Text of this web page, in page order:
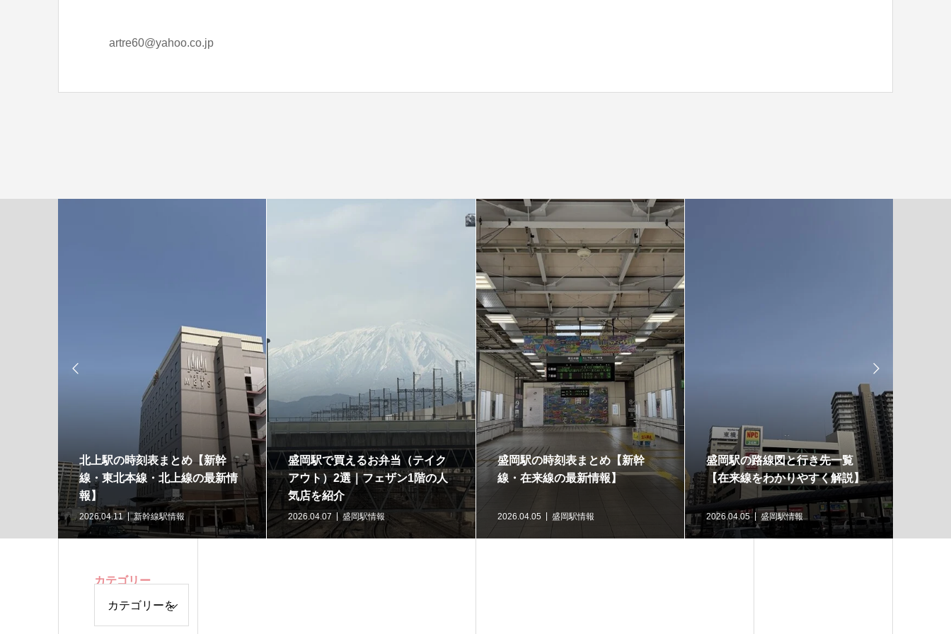
artre60@yahoo.co.jp

北上駅の時刻表まとめ【新幹
線・東北本線・北上線の最新情
報】
2026.04.11 新幹線駅情報
盛岡駅で買えるお弁当（テイク
アウト）2選｜フェザン1階の人
気店を紹介
2026.04.07 盛岡駅情報
盛岡駅の時刻表まとめ【新幹
線・在来線の最新情報】
2026.04.05 盛岡駅情報
盛岡駅の路線図と行き先一覧
【在来線をわかりやすく解説】
2026.04.05 盛岡駅情報

カテゴリー